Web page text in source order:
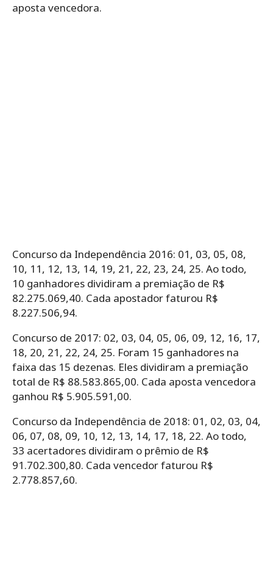
aposta vencedora.
Concurso da Independência 2016: 01, 03, 05, 08,
10, 11, 12, 13, 14, 19, 21, 22, 23, 24, 25. Ao todo,
10 ganhadores dividiram a premiação de R$
82.275.069,40. Cada apostador faturou R$
8.227.506,94.
Concurso de 2017: 02, 03, 04, 05, 06, 09, 12, 16, 17,
18, 20, 21, 22, 24, 25. Foram 15 ganhadores na
faixa das 15 dezenas. Eles dividiram a premiação
total de R$ 88.583.865,00. Cada aposta vencedora
ganhou R$ 5.905.591,00.
Concurso da Independência de 2018: 01, 02, 03, 04,
06, 07, 08, 09, 10, 12, 13, 14, 17, 18, 22. Ao todo,
33 acertadores dividiram o prêmio de R$
91.702.300,80. Cada vencedor faturou R$
2.778.857,60.